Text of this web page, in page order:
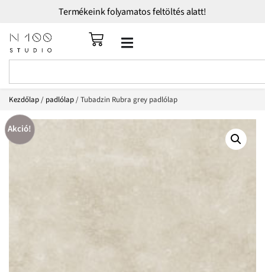
Termékeink folyamatos feltöltés alatt!
Kezdőlap/ padlólap/ Tubadzin Rubra grey padlólap
Akció!